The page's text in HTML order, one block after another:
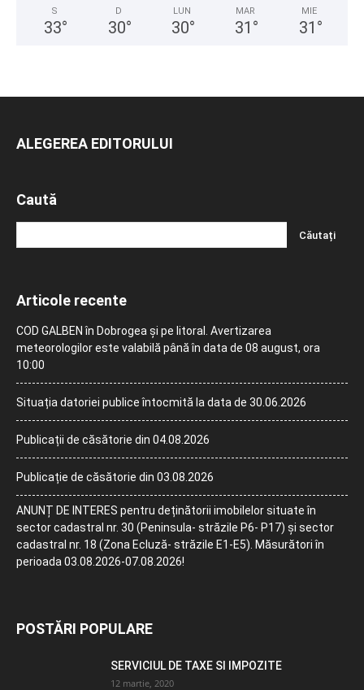
S
33°
D
30°
LUN
30°
MAR
31 °
MIE
31 °
ALEGEREA EDITORULUI
Caută
Articole recente
COD GALBEN în Dobrogea și pe litoral. Avertizarea
meteorologilor este valabilă până în data de 08 august, ora
10:00
Situația datoriei publice întocmită la data de 30.06.2026
Publicații de căsătorie din 04.08.2026
Publicație de căsătorie din 03.08.2026
ANUNȚ DE INTERES pentru deținătorii imobilelor situate în
sector cadastral nr. 30 (Peninsula- străzile P6- P17) și sector
cadastral nr. 18 (Zona Ecluză- străzile E1-E5). Măsurători în
perioada 03.08.2026-07.08.2026!
POSTĂRI POPULARE
SERVICIUL DE TAXE SI IMPOZITE
12 martie, 2020